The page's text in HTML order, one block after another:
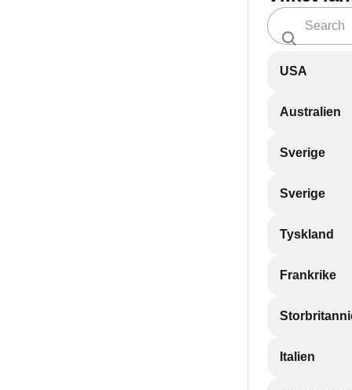
USA
Australien
Sverige
Sverige
Tyskland
Frankrike
Italien